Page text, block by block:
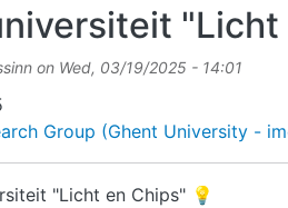
"Licht
on Wed, 03/19/2025 - 14:01
Group (Ghent University -
"Licht en Chips" 💡